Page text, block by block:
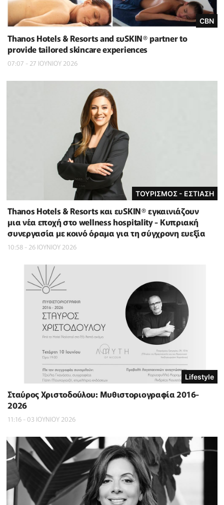
CBN
Thanos Hotels & Resorts and ευSKIN® partner to
provide tailored skincare experiences
07:07 - 27 ΙΟΥΝΙΟΥ 2026
ΤΟΥΡΙΣΜΟΣ - ΕΣΤΙΑΣΗ
Thanos Hotels & Resorts και ευSKIN® εγκαινιάζουν
μια νέα εποχή στο wellness hospitality - Κυπριακή
συνεργασία με κοινό όραμα για τη σύγχρονη ευεξία
10:58 - 26 ΙΟΥΝΙΟΥ 2026
Lifestyle
Σταύρος Χριστοδούλου: Μυθιστοριογραφία 2016-
2026
11:16 - 03 ΙΟΥΝΙΟΥ 2026